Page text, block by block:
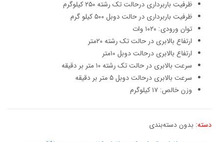
ظرفیت باربرداری درحالت تک رشته ۲۵۰ کیلوگرم
ظرفیت باربرداری در حالت دوبل ۵۰۰ کیلو گرم
توان ورودی: ۱۰۲۰ وات
ارتفاع بالابری در حالت تک رشته ۲۰متر
ارتفاع بالابری درحالت دوبل ۱۰متر
سرعت بالابری در حالت تک رشته ۱۰ متر بر دقیقه
سرعت بالابری درحالت دوبل ۵ متر بر دقیقه
وزن خالص: ۱۷ کیلوگرم
دسته: بدون دسته‌بندی